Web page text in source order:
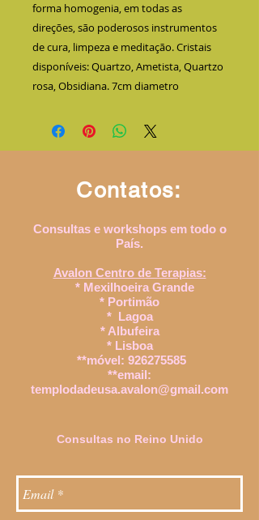
forma homogenia, em todas as
direções, são poderosos instrumentos
de cura, limpeza e meditação. Cristais
disponíveis: Quartzo, Ametista, Quartzo
rosa, Obsidiana. 7cm diametro
Contatos:
Consultas e workshops em todo o
País.
Avalon Centro de Terapias:
* Mexilhoeira Grande
* Portimão
* Lagoa
* Albufeira
* Lisboa
**móvel: 926275585
**email:
templodadeusa.avalon@gmail.com
Consultas no Reino Unido